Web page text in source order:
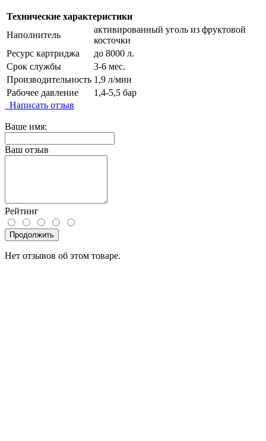
Технические характеристики
Наполнитель
активированный уголь из фруктовой
косточки
Ресурс картриджа
до 8000 л.
Срок службы
3-6 мес.
Производительность 1,9 л/мин
Рабочее давление
1,4-5,5 бар
Написать отзыв
Ваше имя:
Ваш отзыв
Рейтинг
Продолжить
Нет отзывов об этом товаре.